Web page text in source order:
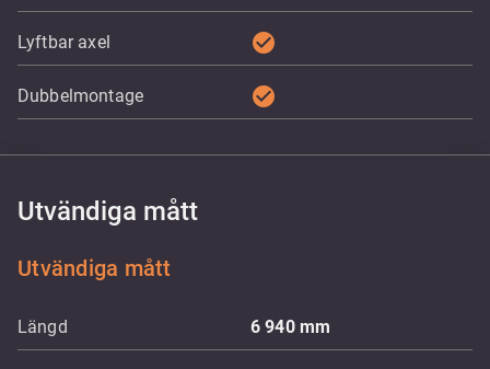
Lyftbar axel check_circle
Dubbelmontage check_circle
Utvändiga mått
Utvändiga mått
Längd 6 940 mm